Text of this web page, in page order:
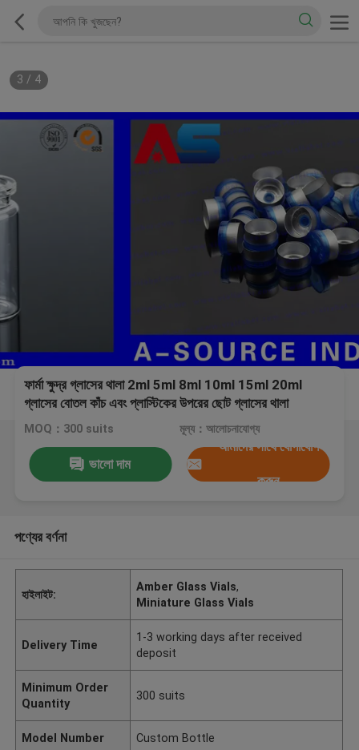
3 / 4
ফার্মা ক্ষুদ্র গ্লাসের থালা 2ml 5ml 8ml 10ml 15ml 20ml
গ্লাসের বোতল কাঁচ এবং প্লাস্টিকের উপরের ছোট গ্লাসের থালা
MOQ：300 suits মূল্য：আলোচনাযোগ্য
ভালো দাম
আমাদের সাথে যোগাযোগ
করুন
পণ্যের বর্ণনা
হাইলাইট:
Amber Glass Vials,
Miniature Glass Vials
Delivery Time
1-3 working days after received
deposit
Minimum Order
Quantity
300 suits
Model Number Custom Bottle